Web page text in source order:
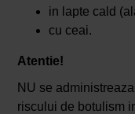
in lapte cald
cu ceai.
Atentie!
NU se
riscului de botulism